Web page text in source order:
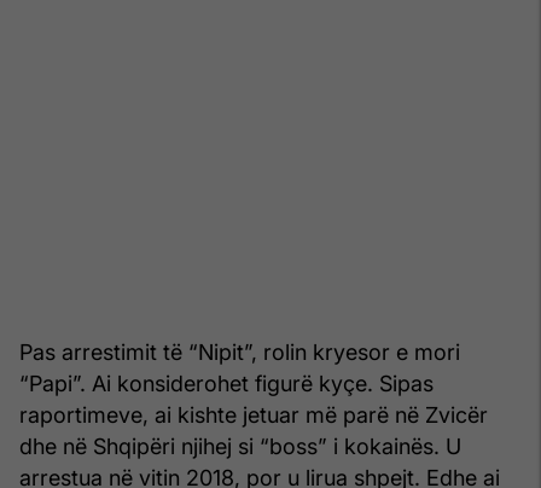
Pas arrestimit të “Nipit”, rolin kryesor e mori
“Papi”. Ai konsiderohet figurë kyçe. Sipas
raportimeve, ai kishte jetuar më parë në Zvicër
dhe në Shqipëri njihej si “boss” i kokainës. U
arrestua në vitin 2018, por u lirua shpejt. Edhe ai